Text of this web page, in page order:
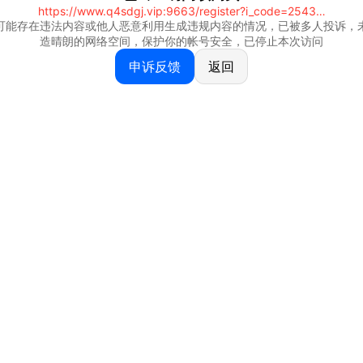
https://www.q4sdgj.vip:9663/register?i_code=25430844
能存在违法内容或他人恶意利用生成违规内容的情况，已被多人投诉，
造晴朗的网络空间，保护你的帐号安全，已停止本次访问
申诉反馈 返回